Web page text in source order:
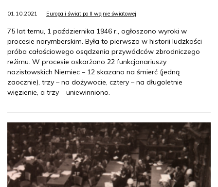
01.10.2021 Europa i świat po II wojnie światowej
75 lat temu, 1 października 1946 r., ogłoszono wyroki w
procesie norymberskim. Była to pierwsza w historii ludzkości
próba całościowego osądzenia przywódców zbrodniczego
reżimu. W procesie oskarżono 22 funkcjonariuszy
nazistowskich Niemiec – 12 skazano na śmierć (jedną
zaocznie), trzy – na dożywocie, cztery – na długoletnie
więzienie, a trzy – uniewinniono.